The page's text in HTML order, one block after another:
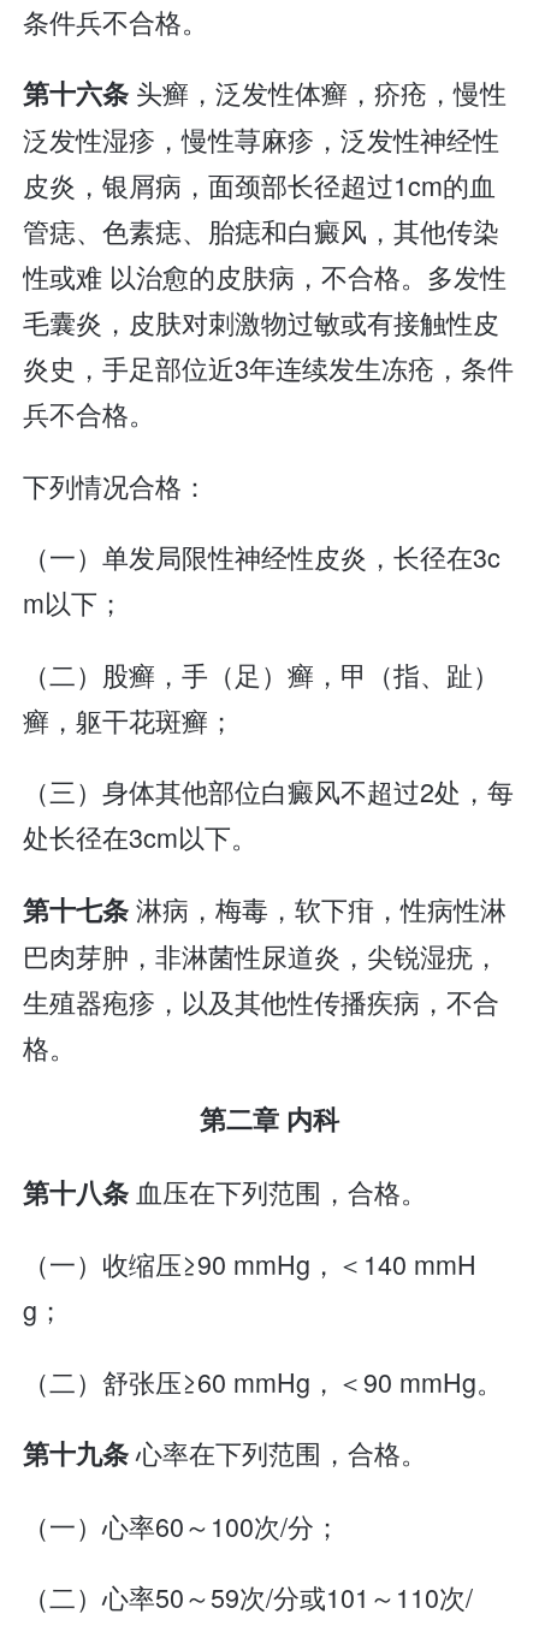
条件兵不合格。
第十六条 头癣，泛发性体癣，疥疮，慢性
泛发性湿疹，慢性荨麻疹，泛发性神经性
皮炎，银屑病，面颈部长径超过1cm的血
管痣、色素痣、胎痣和白癜风，其他传染
性或难 以治愈的皮肤病，不合格。多发性
毛囊炎，皮肤对刺激物过敏或有接触性皮
炎史，手足部位近3年连续发生冻疮，条件
兵不合格。
下列情况合格：
（一）单发局限性神经性皮炎，长径在3c
m以下；
（二）股癣，手（足）癣，甲（指、趾）
癣，躯干花斑癣；
（三）身体其他部位白癜风不超过2处，每
处长径在3cm以下。
第十七条淋病，梅毒，软下疳，性病性淋
巴肉芽肿，非淋菌性尿道炎，尖锐湿疣，
生殖器疱疹，以及其他性传播疾病，不合
格。
第二章 内科
第十八条 血压在下列范围，合格。
（一）收缩压≥90 mmHg，＜140 mmH
g；
（二）舒张压≥60 mmHg，＜90 mmHg。
第十九条心率在下列范围，合格。
（一）心率60～100次/分；
（二）心率50～59次/分或101～110次/